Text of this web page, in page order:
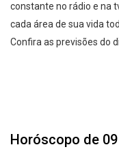
constante no rádio e na
cada área de sua vida
Confira as previsões do
Horóscopo de
Whatsapp